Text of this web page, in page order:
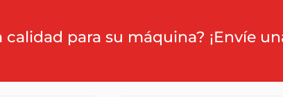
para su máquina? ¡Envíe